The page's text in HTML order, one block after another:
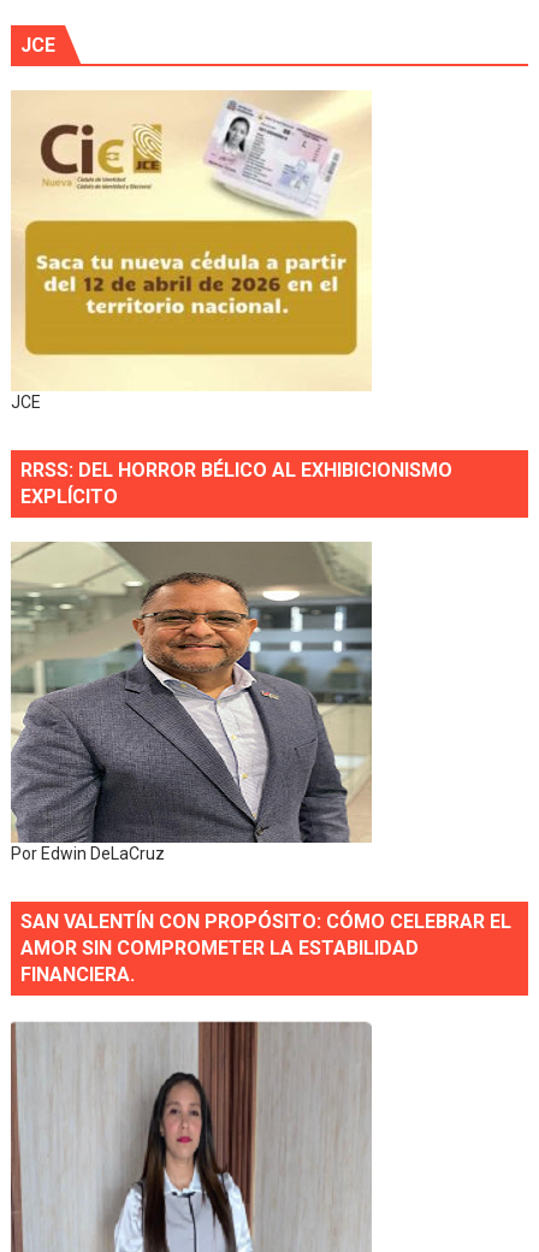
JCE
JCE
RRSS: DEL HORROR BÉLICO AL EXHIBICIONISMO
EXPLÍCITO
Por Edwin DeLaCruz
SAN VALENTÍN CON PROPÓSITO: CÓMO CELEBRAR EL
AMOR SIN COMPROMETER LA ESTABILIDAD
FINANCIERA.